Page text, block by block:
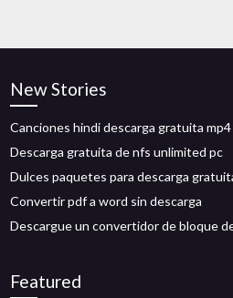
New Stories
Canciones hindi descarga gratuita mp4
Descarga gratuita de nfs unlimited pc
Dulces paquetes para descarga
Convertir pdf a word sin descarga
Descargue un convertidor de bloque
Featured